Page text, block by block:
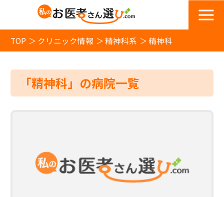
TOP クリニック情報 精神科系 精神科
「精神科」の病院一覧